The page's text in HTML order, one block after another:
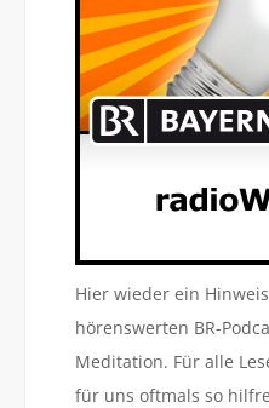
Hier wieder ein
hörenswerten BR-
Meditation. Für alle
für uns oftmals so